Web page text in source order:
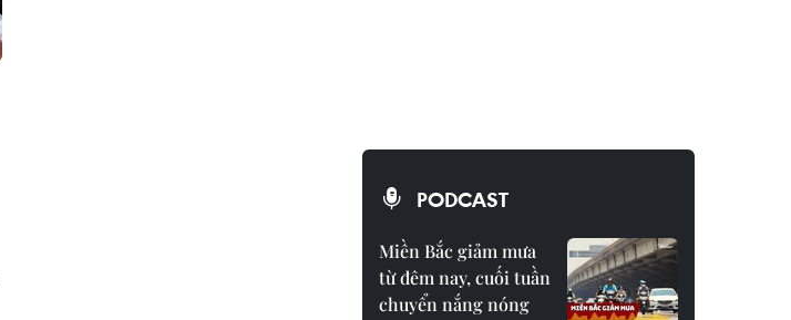
PODCAST
Miền Bắc giảm mưa
từ đêm nay, cuối tuần
chuyển nắng nóng